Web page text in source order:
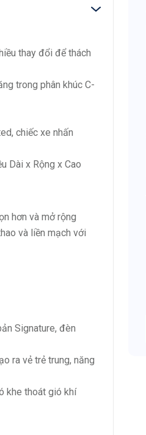
thay đổi để thách
trong phân khúc C-
chiếc xe nhấn
Dài x Rộng x Cao
hơn và mở rộng
và liền mạch với
Signature, đèn
ra vẻ trẻ trung, năng
khe thoát gió khí